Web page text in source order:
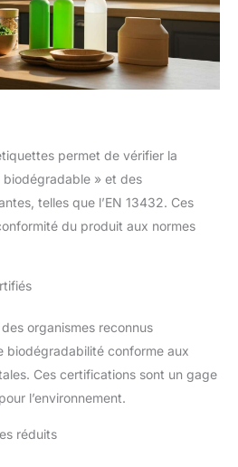
permet de vérifier la
biodégradable » et des
telles que l’EN 13432. Ces
du produit aux normes
organismes reconnus
biodégradabilité conforme aux
Ces certifications sont un gage
l’environnement.
réduits